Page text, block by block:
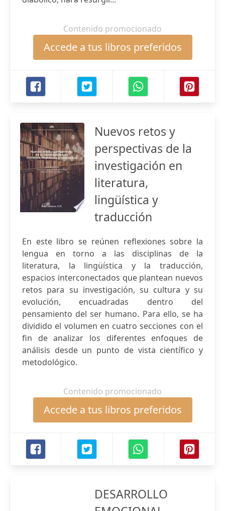
Contenido promocionado
Accede a tus libros preferidos
Nuevos retos y
perspectivas de la
investigación en
literatura,
lingüística y
traducción
En este libro se reúnen reflexiones sobre la
lengua en torno a las disciplinas de la
literatura, la lingüística y la traducción,
espacios interconectados que plantean nuevos
retos para su investigación, su cultura y su
evolución, encuadradas dentro del
pensamiento del ser humano. Para ello, se ha
dividido el volumen en cuatro secciones con el
fin de analizar los diferentes enfoques de
análisis desde un punto de vista científico y
metodológico.
Contenido promocionado
Accede a tus libros preferidos
DESARROLLO